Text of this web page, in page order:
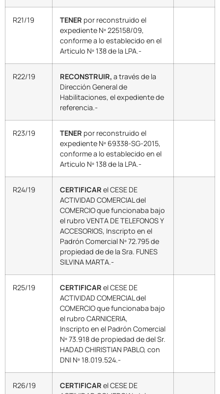
R21/19 TENER por reconstruido el
expediente Nº 225158/09,
conforme a lo establecido en el
Articulo Nº 138 de la LPA.-
R22/19 RECONSTRUIR, a través de la
Dirección General de
Habilitaciones, el expediente de
referencia.-
R23/19 TENER por reconstruido el
expediente Nº 69338-SG-2015,
conforme a lo establecido en el
Articulo Nº 138 de la LPA.-
R24/19 CERTIFICAR el CESE DE
ACTIVIDAD COMERCIAL del
COMERCIO que funcionaba bajo
el rubro VENTA DE TELEFONOS Y
ACCESORIOS, Inscripto en el
Padrón Comercial Nº 72.795 de
propiedad de de la Sra. FUNES
SILVINA MARTA.-
R25/19 CERTIFICAR el CESE DE
ACTIVIDAD COMERCIAL del
COMERCIO que funcionaba bajo
el rubro CARNICERIA,
Inscripto en el Padrón Comercial
Nº 73.918 de propiedad de del Sr.
HADAD CHIRISTIAN PABLO, con
DNI Nº 18.019.524.-
R26/19 CERTIFICAR el CESE DE